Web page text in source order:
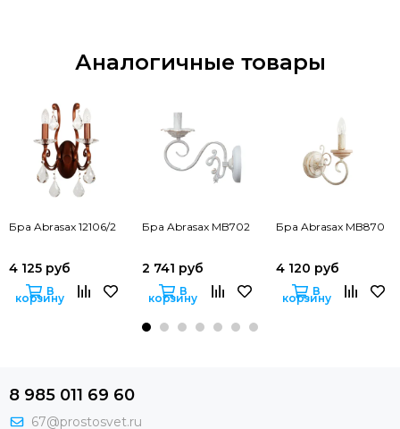
Аналогичные товары
Бра Abrasax 12106/2
4 125 руб
В
корзину
Бра Abrasax MB702
2 741 руб
В
корзину
Бра Abrasax MB870
4 120 руб
В
корзину
8 985 011 69 60
67@prostosvet.ru